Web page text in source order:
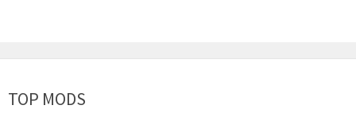
TOP MODS